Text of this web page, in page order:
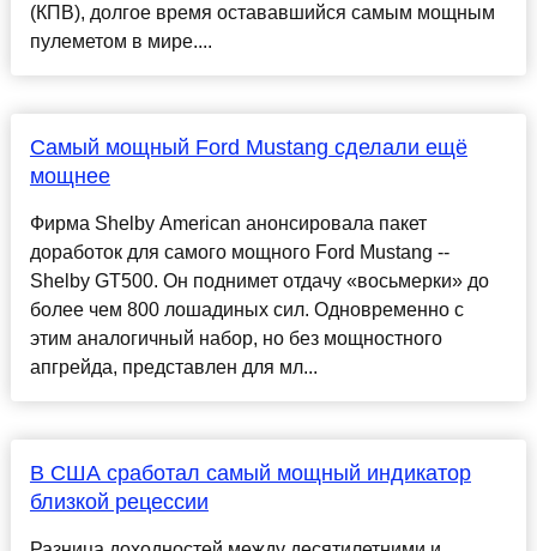
(КПВ), долгое время остававшийся самым мощным
пулеметом в мире....
Самый мощный Ford Mustang сделали ещё
мощнее
Фирма Shelby American анонсировала пакет
доработок для самого мощного Ford Mustang --
Shelby GT500. Он поднимет отдачу «восьмерки» до
более чем 800 лошадиных сил. Одновременно с
этим аналогичный набор, но без мощностного
апгрейда, представлен для мл...
В США сработал самый мощный индикатор
близкой рецессии